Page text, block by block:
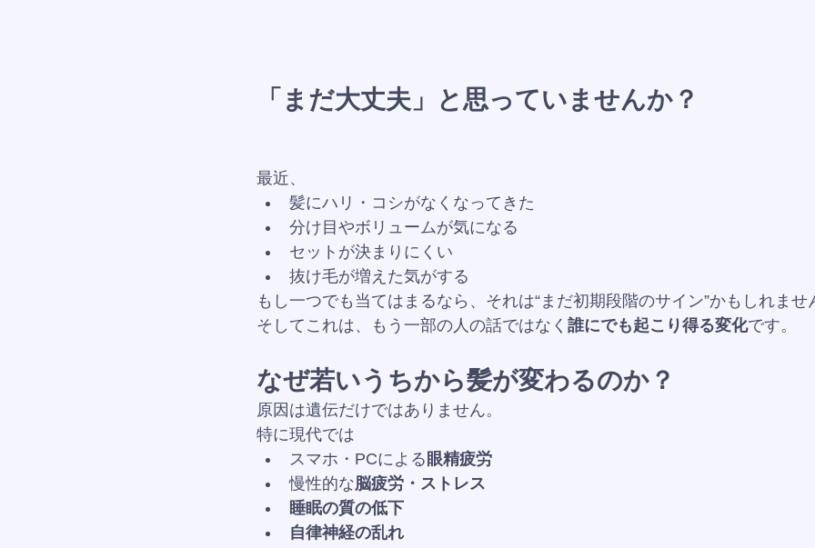
「まだ大丈夫」と思っていませんか？
最近、
髪にハリ・コシがなくなってきた
分け目やボリュームが気になる
セットが決まりにくい
抜け毛が増えた気がする
もし一つでも当てはまるなら、それは“まだ初期段階のサイン”かもしれませ
そしてこれは、もう一部の人の話ではなく 誰にでも起こり得る変化です。
なぜ若いうちから髪が変わるのか？
原因は遺伝だけではありません。
特に現代では
スマホ・PCによる 眼精疲労
慢性的な脳疲労・ストレス
睡眠の質の低下
自律神経の乱れ